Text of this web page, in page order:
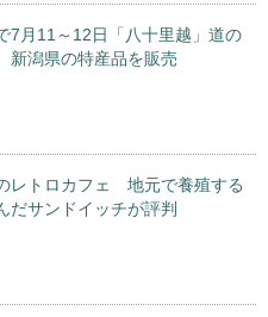
7月11～12日「八十里越」道の
潟県の特産品を販売
レトロカフェ 地元で養殖する
だサンドイッチが評判